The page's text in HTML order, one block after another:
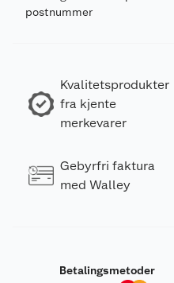
postnummer
Kvalitetsprodukter
fra kjente
merkevarer
Gebyrfri faktura
med Walley
Betalingsmetoder